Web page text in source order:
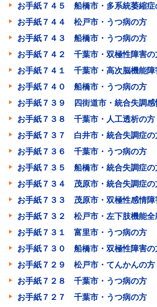
お手紙７４５ 船橋市・多系統萎縮症
お手紙７４４ 松戸市・うつ病の方
お手紙７４３ 船橋市・うつ病の方
お手紙７４２ 千葉市・双極性障害の
お手紙７４１ 千葉市・高次脳機能障
お手紙７４０ 船橋市・うつ病の方
お手紙７３９ 四街道市・統合失調感
お手紙７３８ 千葉市・人工透析の方
お手紙７３７ 白井市・統合失調症の
お手紙７３６ 千葉市・うつ病の方
お手紙７３５ 船橋市・統合失調症の
お手紙７３４ 茂原市・統合失調症の
お手紙７３３ 茂原市・双極性感情障
お手紙７３２ 松戸市・左下肢機能全
お手紙７３１ 富里市・うつ病の方
お手紙７３０ 船橋市・双極性障害の
お手紙７２９ 松戸市・てんかんの方
お手紙７２８ 千葉市・うつ病の方
お手紙７２７ 千葉市・うつ病の方